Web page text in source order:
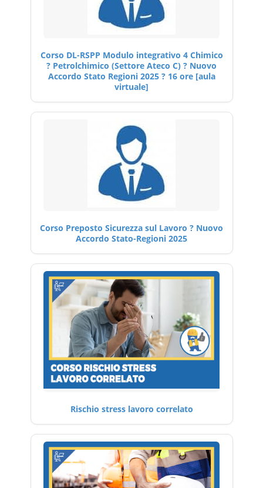
Corso DL-RSPP Modulo integrativo 4 Chimico
? Petrolchimico (Settore Ateco C) ? Nuovo
Accordo Stato Regioni 2025 ? 16 ore [aula
virtuale]
Corso Preposto Sicurezza sul Lavoro ? Nuovo
Accordo Stato-Regioni 2025
Rischio stress lavoro correlato